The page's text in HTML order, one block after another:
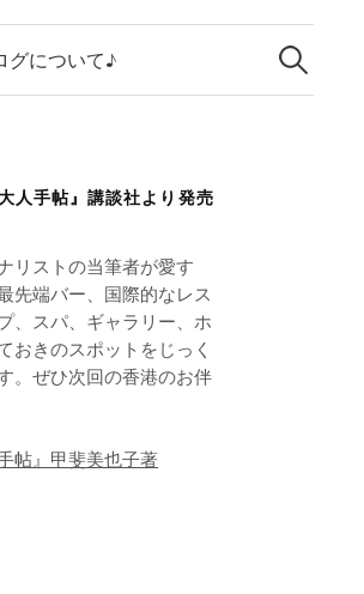
グについて♪
検
索:
人手帖』講談社より発売
リストの当筆者が愛す
先端バー、国際的なレス
、スパ、ギャラリー、ホ
おきのスポットをじっく
。ぜひ次回の香港のお伴
帖』甲斐美也子著